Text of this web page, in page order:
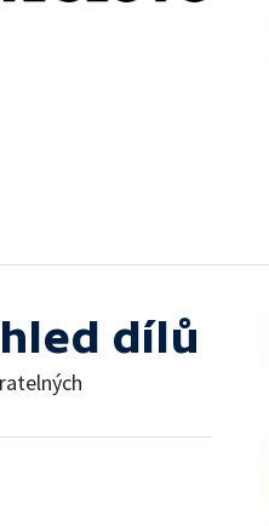
dílů